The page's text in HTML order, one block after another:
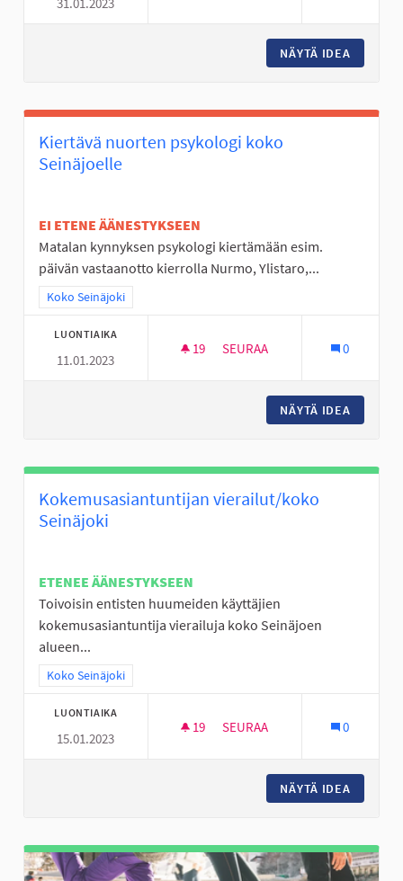
NÄYTÄ IDEA
Kiertävä nuorten psykologi koko
Seinäjoelle
EI ETENE ÄÄNESTYKSEEN
Matalan kynnyksen psykologi kiertämään esim.
päivän vastaanotto kierrolla Nurmo, Ylistaro,...
Rajaa tulokset teeman mukaan: Koko Seinäjoki
Koko Seinäjoki
LUONTIAIKA
11.01.2023
19 19 SEURAAJAA
SEURAA 0
NÄYTÄ IDEA
Kokemusasiantuntijan vierailut/koko
Seinäjoki
ETENEE ÄÄNESTYKSEEN
Toivoisin entisten huumeiden käyttäjien
kokemusasiantuntija vierailuja koko Seinäjoen
alueen...
Rajaa tulokset teeman mukaan: Koko Seinäjoki
Koko Seinäjoki
LUONTIAIKA
15.01.2023
19 19 SEURAAJAA
SEURAA 0
NÄYTÄ IDEA